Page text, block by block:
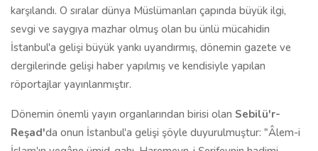
karşılandı. O sıralar dünya Müslümanları çapında büyük ilgi,
sevgi ve saygıya mazhar olmuş olan bu ünlü mücahidin
İstanbul'a gelişi büyük yankı uyandırmış, dönemin gazete ve
dergilerinde gelişi haber yapılmış ve kendisiyle yapılan
röportajlar yayınlanmıştır.
Dönemin önemli yayın organlarından birisi olan Sebilü'r-
Reşad'da onun İstanbul'a gelişi şöyle duyurulmuştur: "Âlem-i